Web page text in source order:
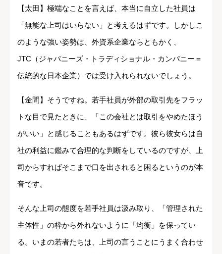
【太田】極端なことを言えば、本当に自立した社員は
「無能な上司はいらない」と考えるはずです。しかしこ
のような強い姿勢は、外資系企業ならともかく、
JTC（ジャパニーズ・トラディショナル・カンパニー＝
伝統的な日本企業）では受け入れられないでしょう。
【金間】そうですね。若手社員が外部の取引先をフラッ
トな目で見たときに、「この会社とは取引をやめたほう
がいい」と感じることもあるはずです。彼ら彼女らは自
社の利益に鑑みて合理的な判断をしているのですが、上
司からすればそこまで口を出されると困るというのが本
音です。
そんな上司の態度を若手社員は汲み取り、「管理された
主体性」の枠から外れないように「均衡」を保ってい
る。いまの若者たちは、上司の言うことにうまく合わせ